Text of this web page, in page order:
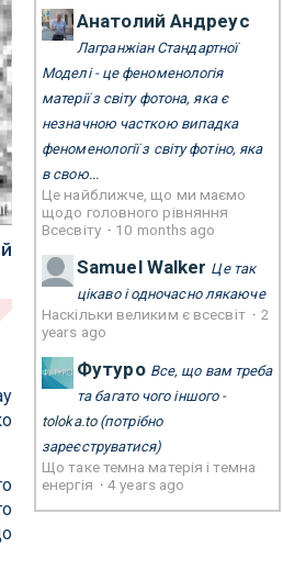
Анатолий Андреус
Лагранжіан Стандартної
Моделі - це феноменологія
матерії з світу фотона, яка є
незначною часткою випадка
феноменології з світу фотіно, яка
в свою...
Це найближче, що ми маємо
щодо головного рівняння
Всесвіту · 10 months ago
Samuel Walker Це так
цікаво і одночасно лякаюче
Наскільки великим є всесвіт · 2
years ago
Футуро Все, що вам треба
та багато чого іншого -
toloka.to(потрібно
зареєструватися)
Що таке темна матерія і темна
енергія ·4 years ago